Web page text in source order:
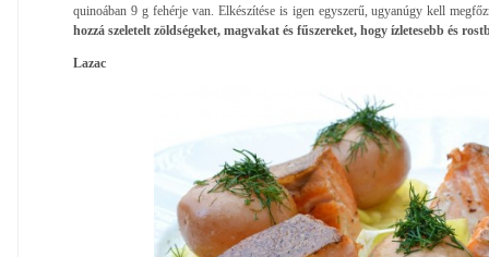
quinoában 9 g fehérje van. Elkészítése is igen egyszerű, ugyanúgy kell
hozzá szeletelt zöldségeket, magvakat és fűszereket, hogy ízletesebb és
Lazac